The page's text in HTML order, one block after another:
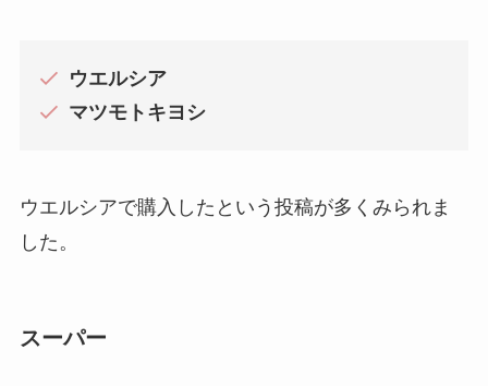
ウエルシア
マツモトキヨシ
ウエルシアで購入したという投稿が多くみられま
した。
スーパー